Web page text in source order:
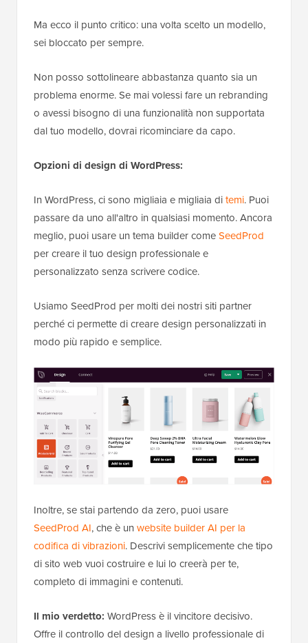
Ma ecco il punto critico: una volta scelto un modello,
sei bloccato per sempre.
Non posso sottolineare abbastanza quanto sia un
problema enorme. Se mai volessi fare un rebranding
o avessi bisogno di una funzionalità non supportata
dal tuo modello, dovrai ricominciare da capo.
Opzioni di design di WordPress:
In WordPress, ci sono migliaia e migliaia ditemi. Puoi
passare da uno all'altro in qualsiasi momento. Ancora
meglio, puoi usare un tema builder comeSeedProd
per creare il tuo design professionale e
personalizzato senza scrivere codice.
Usiamo SeedProd per molti dei nostri siti partner
perché ci permette di creare design personalizzati in
modo più rapido e semplice.
Inoltre, se stai partendo da zero, puoi usare
SeedProd AI, che è un website builder AI per la
codifica di vibrazioni. Descrivi semplicemente che tipo
di sito web vuoi costruire e lui lo creerà per te,
completo di immagini e contenuti.
Il mio verdetto: WordPress è il vincitore decisivo.
Offre il controllo del design a livello professionale di